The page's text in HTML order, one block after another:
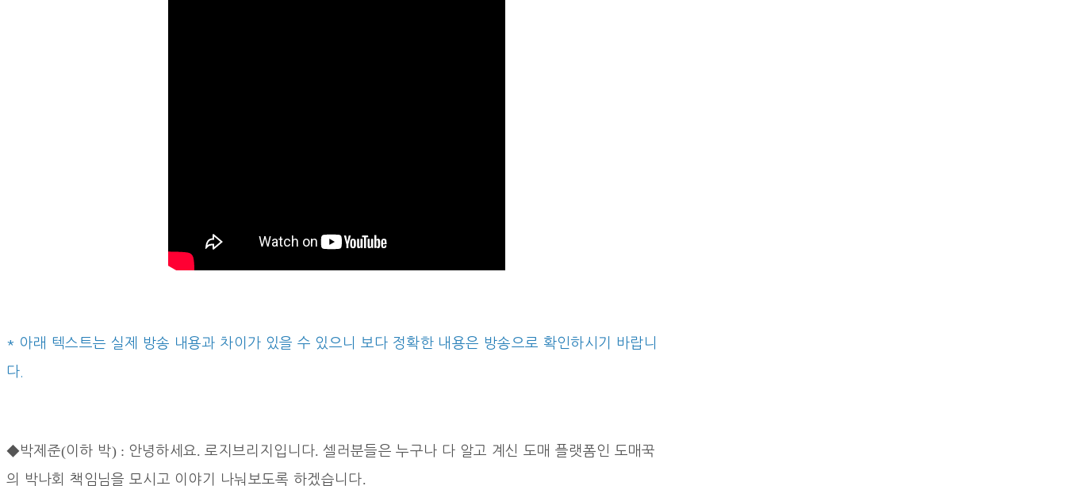
* 아래 텍스트는 실제 방송 내용과 차이가 있을 수 있으니 보다 정확한 내용은 방송으로 확인하시기 바랍니
다.
◆박제준(이하 박) : 안녕하세요.로지브리지입니다. 셀러분들은 누구나 다 알고 계신 도매 플랫폼인 도매꾹
의 박나회 책임님을 모시고 이야기 나눠보도록 하겠습니다.